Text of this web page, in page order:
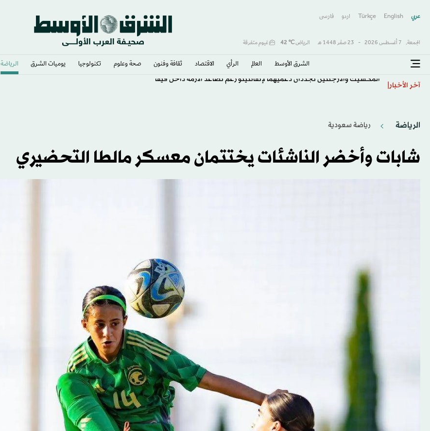
عربي English
Türkçe اردو فارسى
الجمعة, 7 أغسطس 2026 - 23 صفَر 1448 هـ الرياض℃
42 غيوم متفرقة
الشرق الأوسط​ العالم الرأي الاقتصاد ثقافة وفنون صحة وعلوم تكنولوجيا يوميات الشرق​ الرياضة
آخر الأخبار المكسيك والأرجنتين تجددان دعميهما لإنفانتينو رغم تصاعد الأزمة داخل فيفا
الرياضة رياضة سعودية
شابات وأخضر الناشئات يختتمان معسكر مالطا التحضيري